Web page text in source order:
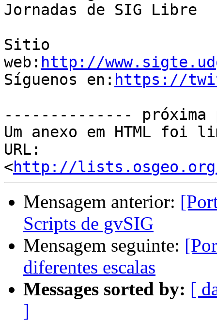
Jornadas de SIG Libre
Sitio
web: http://
Síguenos en: https://
--------------
Um anexo em HTML foi
URL:
<http://lists.osgeo.org/
Mensagem anterior:
Scripts de gvSIG
Mensagem seguinte:
diferentes escalas
Messages sorted by: [
]